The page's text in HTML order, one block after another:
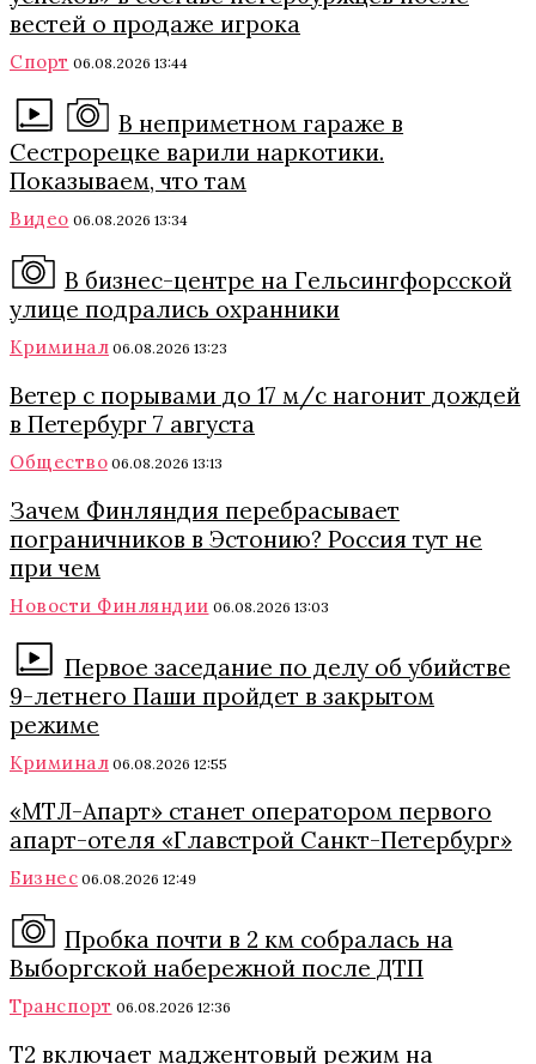
вестей о продаже игрока
Спорт 06.08.2026 13:44
В неприметном гараже в
Сестрорецке варили наркотики.
Показываем, что там
Видео 06.08.2026 13:34
В бизнес-центре на Гельсингфорсской
улице подрались охранники
Криминал 06.08.2026 13:23
Ветер с порывами до 17 м/с нагонит дождей
в Петербург 7 августа
Общество 06.08.2026 13:13
Зачем Финляндия перебрасывает
пограничников в Эстонию? Россия тут не
при чем
Новости Финляндии 06.08.2026 13:03
Первое заседание по делу об убийстве
9-летнего Паши пройдет в закрытом
режиме
Криминал 06.08.2026 12:55
«МТЛ-Апарт» станет оператором первого
апарт-отеля «Главстрой Санкт-Петербург»
Бизнес 06.08.2026 12:49
Пробка почти в 2 км собралась на
Выборгской набережной после ДТП
Транспорт 06.08.2026 12:36
Т2 включает маджентовый режим на